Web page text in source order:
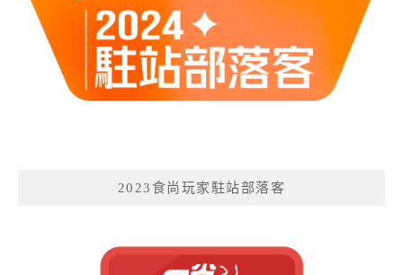
2023食尚玩家駐站部落客